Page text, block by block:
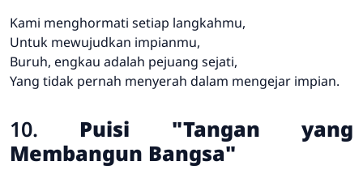
Kami menghormati setiap langkahmu,
Untuk mewujudkan impianmu,
Buruh, engkau adalah pejuang sejati,
Yang tidak pernah menyerah dalam mengejar impian.
10. Puisi "Tangan yang
Membangun Bangsa"